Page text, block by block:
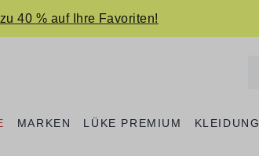
40 % auf Ihre Favoriten!
MARKEN LÜKE PREMIUM KLEIDUNG